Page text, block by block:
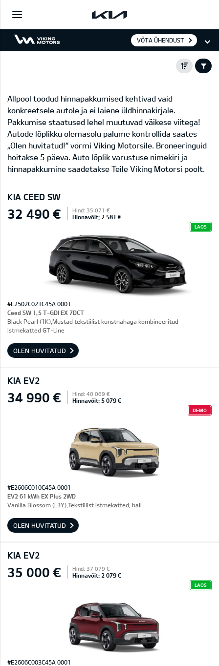
VÕTA ÜHENDUST
Allpool toodud hinnapakkumised kehtivad vaid
konkreetsele autole ja ei laiene üldhinnakirjale.
Pakkumise staatused lehel muutuvad väikese viitega!
Autode lõplikku olemasolu palume kontrollida saates
„Olen huvitatud!“ vormi Viking Motorsile. Broneeringuid
hoitakse 5 päeva. Auto lõplik varustuse nimekiri ja
hinnapakkumine saadetakse Teile Viking Motorsi poolt.
KIA CEED SW
32 490 € Hind: 35 071 €
Hinnavõit: 2 581 €
LAOS
#E2502C021C45A 0001
Ceed SW 1,5 T-GDI EX 7DCT
Black Pearl (1K),Mustad tekstiilist kunstnahaga kombineeritud
istmekatted GT-Line
OLEN HUVITATUD
KIA EV2
34 990 € Hind: 40 069 €
Hinnavõit: 5 079 €
DEMO
#E2606C010C45A 0001
EV2 61 kWh EX Plus 2WD
Vanilla Blossom (L3Y),Tekstiilist istmekatted, hall
OLEN HUVITATUD
KIA EV2
35 000 € Hind: 37 079 €
Hinnavõit: 2 079 €
LAOS
#E2606C003C45A 0001